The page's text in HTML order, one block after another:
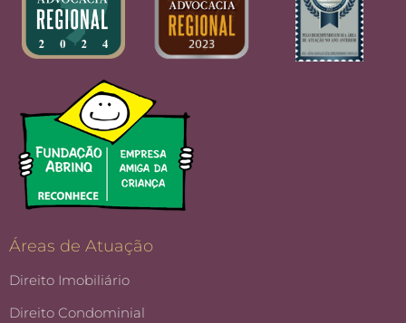
Áreas de Atuação
Direito Imobiliário
Direito Condominial